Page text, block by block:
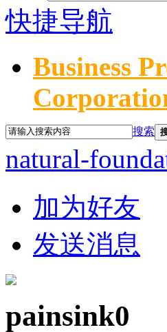
快捷导航
Business
搜索
natural-
加为好友
发送消息
painsink0